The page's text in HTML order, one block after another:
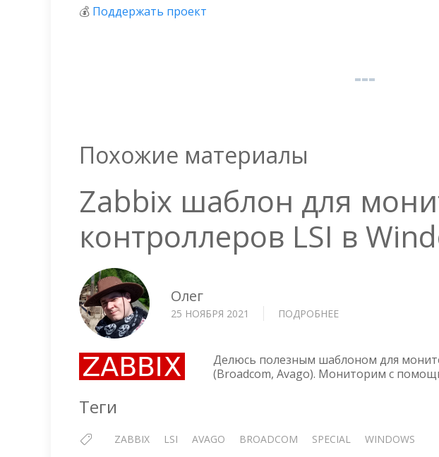
💰 Поддержать проект
Похожие материалы
Zabbix шаблон для
контроллеров LSI в
Олег
25 НОЯБРЯ 2021 ПОДРОБНЕЕ
ДЛЯ
МОНИТОРИНГА
WINDOWS
Делюсь полезным шаблоном для
(Broadcom, Avago). Мониторим с
Теги
ZABBIX LSI AVAGO BROADCOM SPECIAL WINDOWS